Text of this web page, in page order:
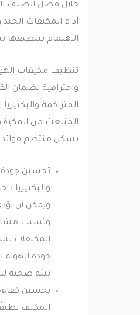
خلال فصل الصيف
أداء المكيفات الجيد
الاهتمام بتنظيفها
تنظيف مكيفات الهواء
واحترافية لضمان
المتراكمة والبكتيريا
المنبعث من المكيف.
بشكل منتظم فوائد
تحسين جودة
والبكتيريا داخل
ويمكن أن يؤدي
وتسبب مشاكل
المكيفات
جودة الهواء
بيئة صحية لك
تحسين كفاءة
المكيف نظيفًا،